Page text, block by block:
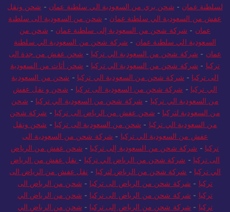
لسلطنة عمان - شحن بري من السعودية الي سلطنة عمان - شحن ونقل
عفش من السعودية الي سلطنة عمان - شحن من السعودية الى سلطنة
عمان - شركة شحن من السعودية إلى سلطنة عمان - شحن من
السعودية الي سلطنة عمان - شركة شحن من السعودية الي سلطنة
عمان - شركة شحن من السعودية الي تركيا - شحن عفش من جدة الى
تركيا - شركة شحن من السعودية الي تركيا - شحن أثاث من السعودية
الى تركيا - شركة شحن من السعودية الي تركيا - شحن من السعودية
الي تركيا - شركة شحن من السعودية الى تركيا - شحن و نقل عفش
من السعودية الي تركيا - شركة شحن من السعودية الي تركيا - شحن
من السعودية لتركيا - شحن عفش من الرياض الى تركيا - شركة شحن
من السعودية الي تركيا - شحن من السعودية الى تركيا - شحن ونقل
عفش من السعودية الي تركيا - شركة شحن من السعودية الى
تركيا - شركة شحن من السعودية إلى تركيا - شحن عفش من الرياض
الى تركيا - شركة شحن من الرياض الي تركيا - نقل عفش من الرياض
الي تركيا - شركة شحن من الرياض لتركيا - نقل عفش من الرياض الى
تركيا - شركة شحن من الرياض الى تركيا - شحن من الرياض الى
تركيا - شركة شحن من الرياض الى تركيا - شحن من الرياض الي
تركيا - شركة شحن من الرياض إلى تركيا - شحن من الرياض الي